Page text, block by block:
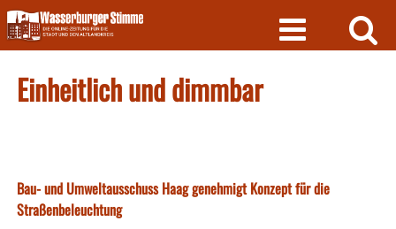
Skip
to
content
Einheitlich und dimmbar
Bau- und Umweltausschuss Haag genehmigt Konzept für die
Straßenbeleuchtung